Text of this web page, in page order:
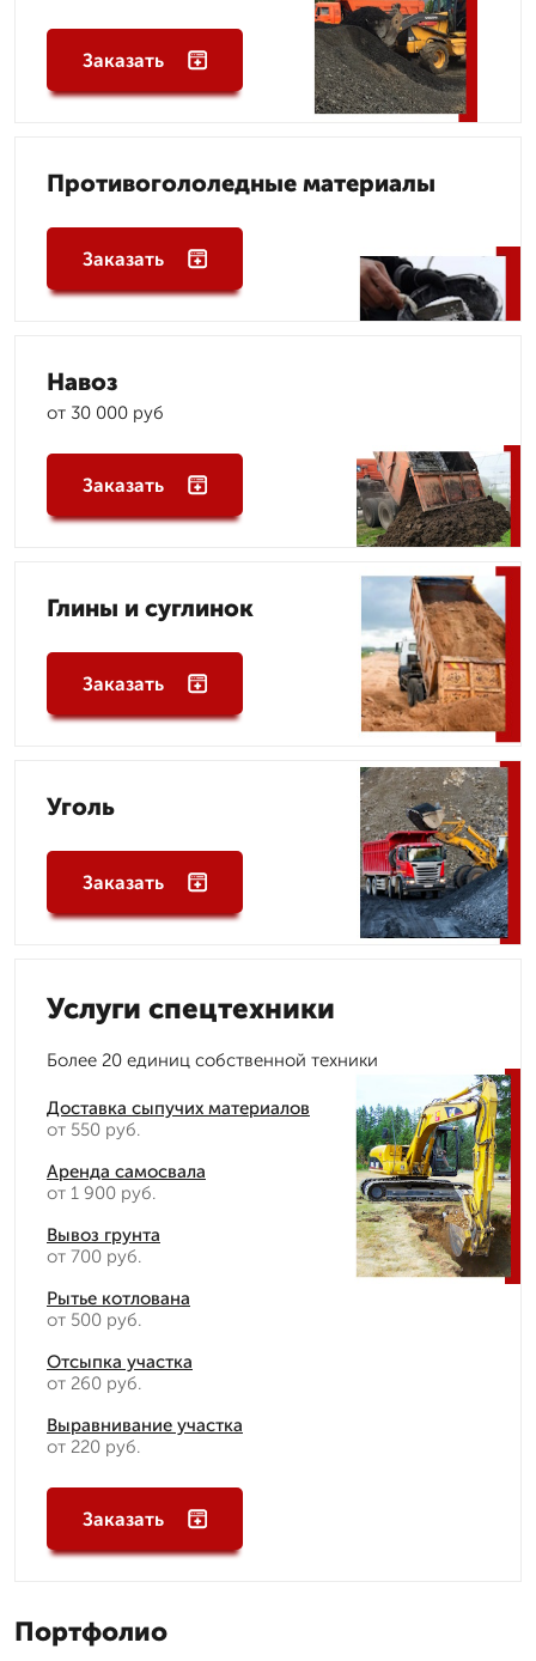
Заказать
Противогололедные материалы
Заказать
Навоз
от 30 000 руб
Заказать
Глины и суглинок
Заказать
Уголь
Заказать
Услуги спецтехники
Более 20 единиц собственной техники
Доставка сыпучих материалов
от 550 руб.
Аренда самосвала
от 1 900 руб.
Вывоз грунта
от 700 руб.
Рытье котлована
от 500 руб.
Отсыпка участка
от 260 руб.
Выравнивание участка
от 220 руб.
Заказать
Портфолио